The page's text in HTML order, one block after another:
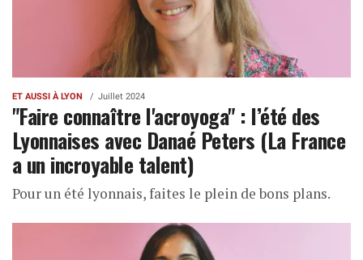
ET AUSSI À LYON Juillet 2024
"Faire connaître l'acroyoga" : l’été des
Lyonnaises avec Danaé Peters (La France
a un incroyable talent)
Pour un été lyonnais, faites le plein de bons plans.